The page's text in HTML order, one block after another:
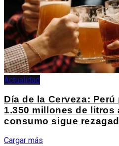
Actualidad
Día de la Cerveza:
1.350 millones de litros
consumo sigue
Cargar más